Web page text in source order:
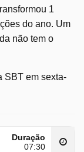
1
do ano. Um
não tem o
SBT em sexta-
Duração
07:30